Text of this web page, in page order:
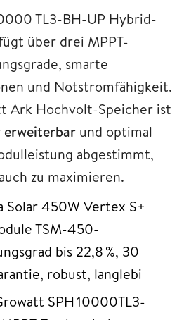
TL3-BH-UP Hybrid-
über drei MPPT-
smarte
und Notstromfähigkeit.
Ark Hochvolt-Speicher ist
erweiterbar und optimal
abgestimmt,
zu maximieren.
Solar 450W Vertex S+
TSM-450-
bis 22,8 %, 30
robust, langlebi
SPH 10000TL3-